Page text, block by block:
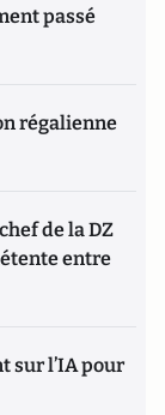
passé
régalienne
de la DZ
entre
sur l’IA pour